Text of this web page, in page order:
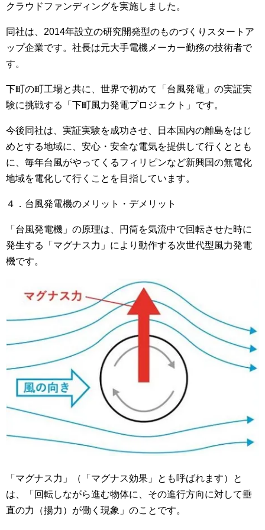
クラウドファンディングを実施しました。
同社は、2014年設立の研究開発型のものづくりスタートア
ップ企業です。社長は元大手電機メーカー勤務の技術者で
す。
下町の町工場と共に、世界で初めて「台風発電」の実証実
験に挑戦する「下町風力発電プロジェクト」です。
今後同社は、実証実験を成功させ、日本国内の離島をはじ
めとする地域に、安心・安全な電気を提供して行くととも
に、毎年台風がやってくるフィリピンなど新興国の無電化
地域を電化して行くことを目指しています。
４．台風発電機のメリット・デメリット
「台風発電機」の原理は、円筒を気流中で回転させた時に
発生する「マグナス力」により動作する次世代型風力発電
機です。
「マグナス力」（「マグナス効果」とも呼ばれます）と
は、「回転しながら進む物体に、その進行方向に対して垂
直の力（揚力）が働く現象」のことです。